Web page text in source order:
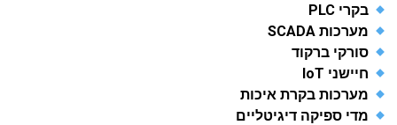
בקרי PLC
מערכות SCADA
סורקי ברקוד
חיישני IoT
מערכות בקרת איכות
מדי ספיקה דיגיטליים